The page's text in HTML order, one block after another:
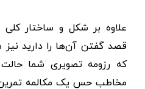
علاوه بر شکل و ساختار کلی
قصد گفتن آن‌ها را دارید
که رزومه تصویری شما
مخاطب حس یک مکالمه